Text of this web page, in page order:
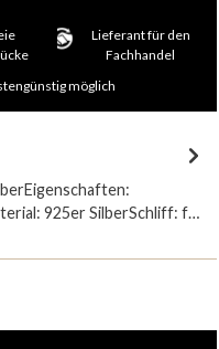
Lieferant für den
Fachhandel
möglich
925er SilberSchliff: f…